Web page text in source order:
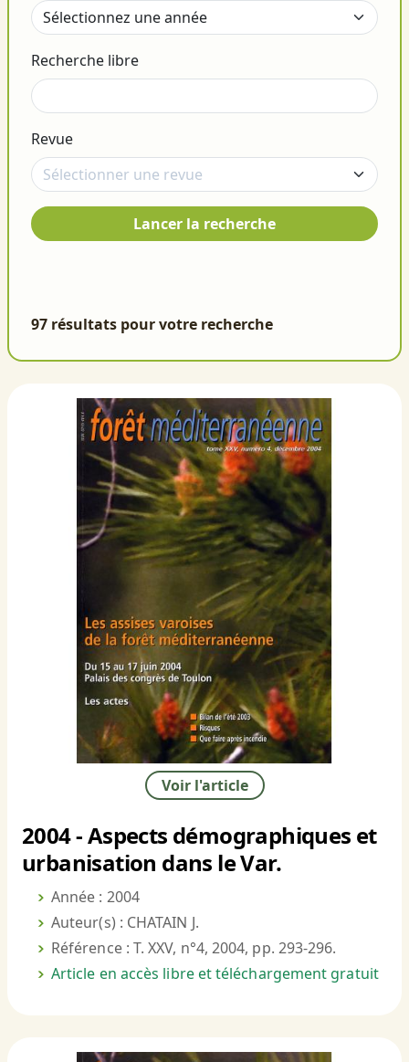
Recherche libre
Revue
Lancer la recherche
97 résultats pour votre recherche
Voir l'article
2004 - Aspects démographiques et
urbanisation dans le Var.
Année : 2004
Auteur(s) : CHATAIN J.
Référence : T. XXV, n°4, 2004, pp. 293-296.
Article en accès libre et téléchargement gratuit